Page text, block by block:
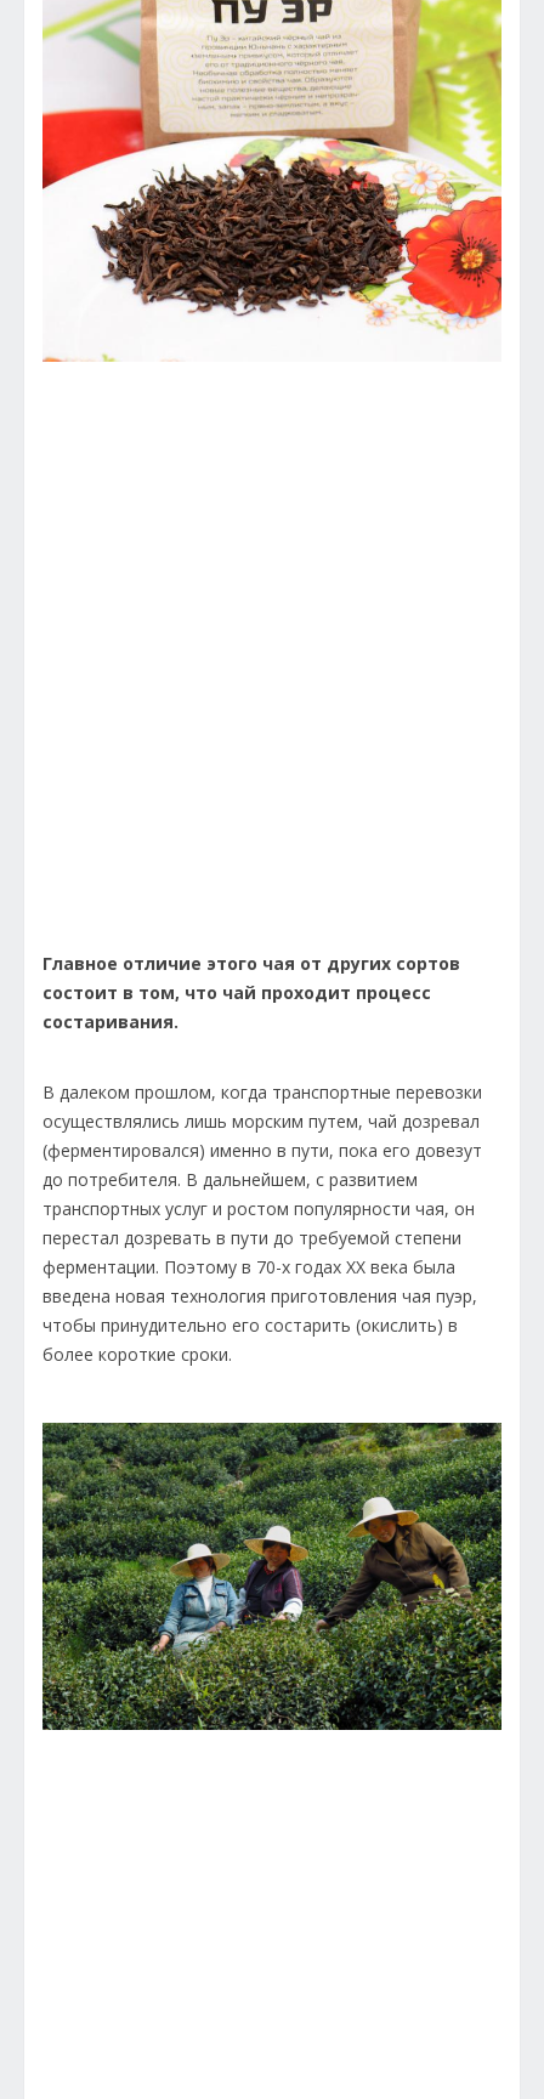
Главное отличие этого чая от других сортов
состоит в том, что чай проходит процесс
состаривания.
В далеком прошлом, когда транспортные перевозки
осуществлялись лишь морским путем, чай дозревал
(ферментировался) именно в пути, пока его довезут
до потребителя. В дальнейшем, с развитием
транспортных услуг и ростом популярности чая, он
перестал дозревать в пути до требуемой степени
ферментации. Поэтому в 70-х годах ХХ века была
введена новая технология приготовления чая пуэр,
чтобы принудительно его состарить (окислить) в
более короткие сроки.